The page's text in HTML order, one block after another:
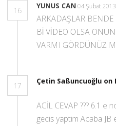
16
YUNUS CAN 04 Şubat
ARKADAŞLAR
Bİ VİDEO OLSA
VARMI GÖRDÜNÜZ
17
Çetin Saßuncuoğlu on
ACİL CEVAP ??? 6.1 e
gecis yaptim Acaba